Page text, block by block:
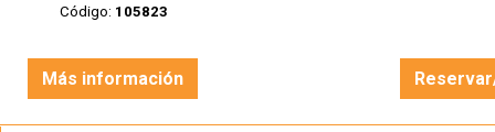
Código: 105823
Más información